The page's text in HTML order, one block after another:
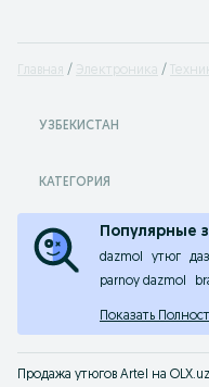
Главная Электроника
УЗБЕКИСТАН
КАТЕГОРИЯ
Популярные
dazmol утюг
parnoy dazmol
Показать